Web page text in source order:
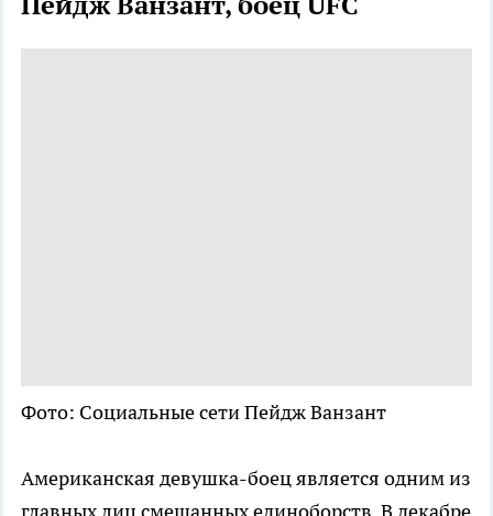
Фото: Социальные сети Пейдж Ванзант
Американская девушка-боец является одним из